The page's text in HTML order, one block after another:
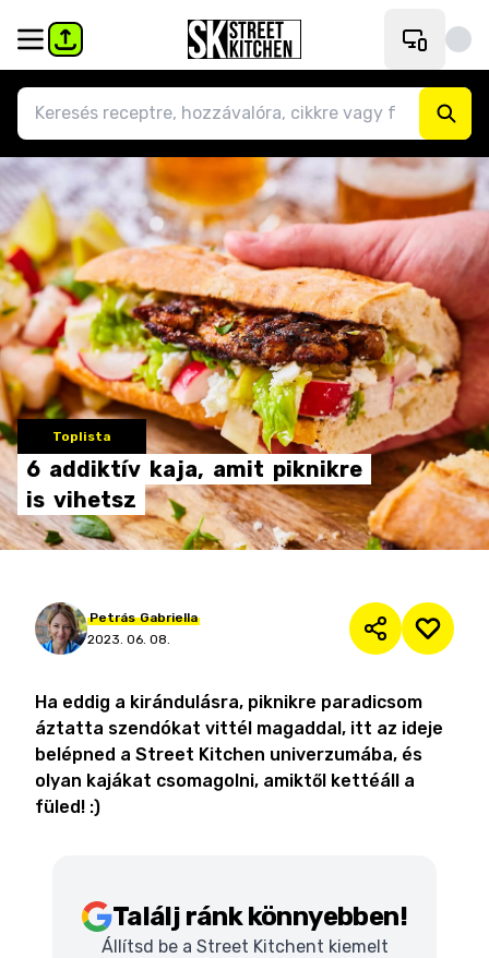
Toplista
6 addiktív kaja, amit piknikre
is vihetsz
Petrás Gabriella
2023. 06. 08.
Ha eddig a kirándulásra, piknikre paradicsom
áztatta szendókat vittél magaddal, itt az ideje
belépned a Street Kitchen univerzumába, és
olyan kajákat csomagolni, amiktől kettéáll a
füled! :)
Találj ránk könnyebben!
Állítsd be a Street Kitchent kiemelt